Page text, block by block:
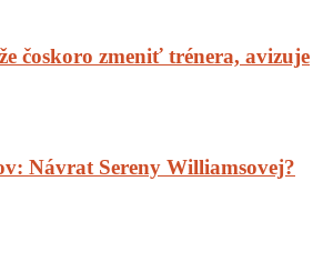
čoskoro zmeniť trénera, avizuje
Návrat Sereny Williamsovej?